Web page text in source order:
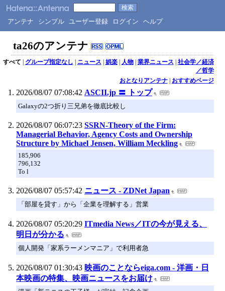
アンテナ シンプル ユーザー登録 ログイン ヘルプ
ta26のアンテナ
すべて | グループ指定なし | ニュース | 娯楽| 人物| 業界ニュース | 社会学／経済
／哲学
おとなりアンテナ| おすすめページ
2026/08/07 07:08:42 ASCII.jp 〓 トップ
Galaxyの2つ折り三兄弟を徹底比較し
2026/08/07 06:07:23 SSRN-Theory of the Firm:
Managerial Behavior, Agency Costs and Ownership
Structure by Michael Jensen, William Meckling
185,906
796,132
To l
2026/08/07 05:57:42 ニュース - ZDNet Japan
「部屋を貸す」から「企業を理解する」営業
2026/08/07 05:20:29 ITmedia News／ITの今が見える、
明日が分かる
個人開発「家系ラーメンマニア」で利用者急
2026/08/07 01:30:43 映画のことならeiga.com - 洋画・日
本映画の特集、映画ニュースをお届け